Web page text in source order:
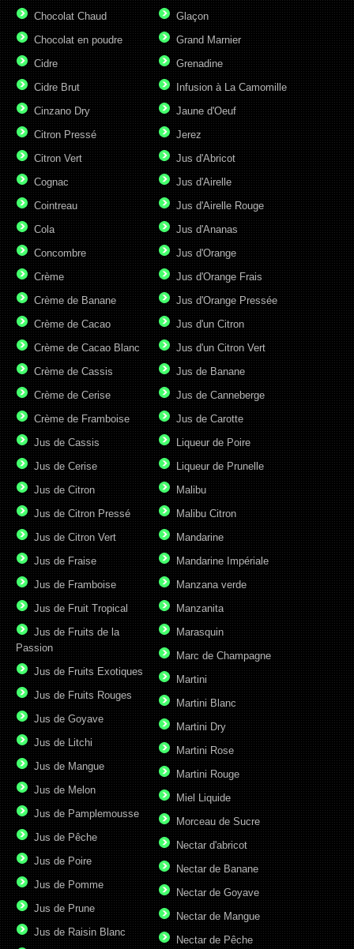
Chocolat Chaud
Chocolat en poudre
Cidre
Cidre Brut
Cinzano Dry
Citron Pressé
Citron Vert
Cognac
Cointreau
Cola
Concombre
Crème
Crème de Banane
Crème de Cacao
Crème de Cacao Blanc
Crème de Cassis
Crème de Cerise
Crème de Framboise
Glaçon
Grand Marnier
Grenadine
Infusion à La Camomille
Jaune d'Oeuf
Jerez
Jus d'Abricot
Jus d'Airelle
Jus d'Airelle Rouge
Jus d'Ananas
Jus d'Orange
Jus d'Orange Frais
Jus d'Orange Pressée
Jus d'un Citron
Jus d'un Citron Vert
Jus de Banane
Jus de Canneberge
Jus de Carotte
Jus de Cassis
Jus de Cerise
Jus de Citron
Jus de Citron Pressé
Jus de Citron Vert
Jus de Fraise
Jus de Framboise
Jus de Fruit Tropical
Jus de Fruits de la
Passion
Jus de Fruits Exotiques
Jus de Fruits Rouges
Jus de Goyave
Jus de Litchi
Jus de Mangue
Jus de Melon
Jus de Pamplemousse
Jus de Pêche
Jus de Poire
Jus de Pomme
Jus de Prune
Jus de Raisin Blanc
Liqueur de Poire
Liqueur de Prunelle
Malibu
Malibu Citron
Mandarine
Mandarine Impériale
Manzana verde
Manzanita
Marasquin
Marc de Champagne
Martini
Martini Blanc
Martini Dry
Martini Rose
Martini Rouge
Miel Liquide
Morceau de Sucre
Nectar d'abricot
Nectar de Banane
Nectar de Goyave
Nectar de Mangue
Nectar de Pêche